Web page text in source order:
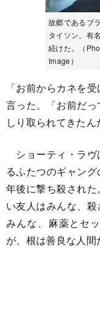
故郷であるブ
タイソン。有
続けた。（
Image）
「お前からカネを
言った。「お前だ
しり取られてきたん
ショーティ・ラヴ
るふたつのギャン
年後に撃ち殺され
い友人はみんな、殺
みんな、麻薬とセ
が、根は善良な人間